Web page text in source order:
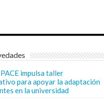
impulsa taller
para apoyar la adaptación
en la universidad